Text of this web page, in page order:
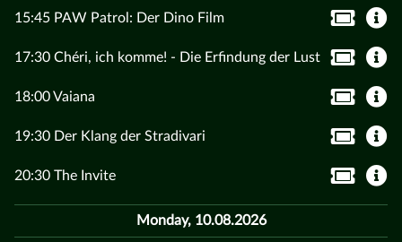
15:45 PAW Patrol: Der Dino Film
17:30 Chéri, ich komme! - Die Erfindung der Lust
18:00 Vaiana
19:30 Der Klang der Stradivari
20:30 The Invite
Monday, 10.08.2026